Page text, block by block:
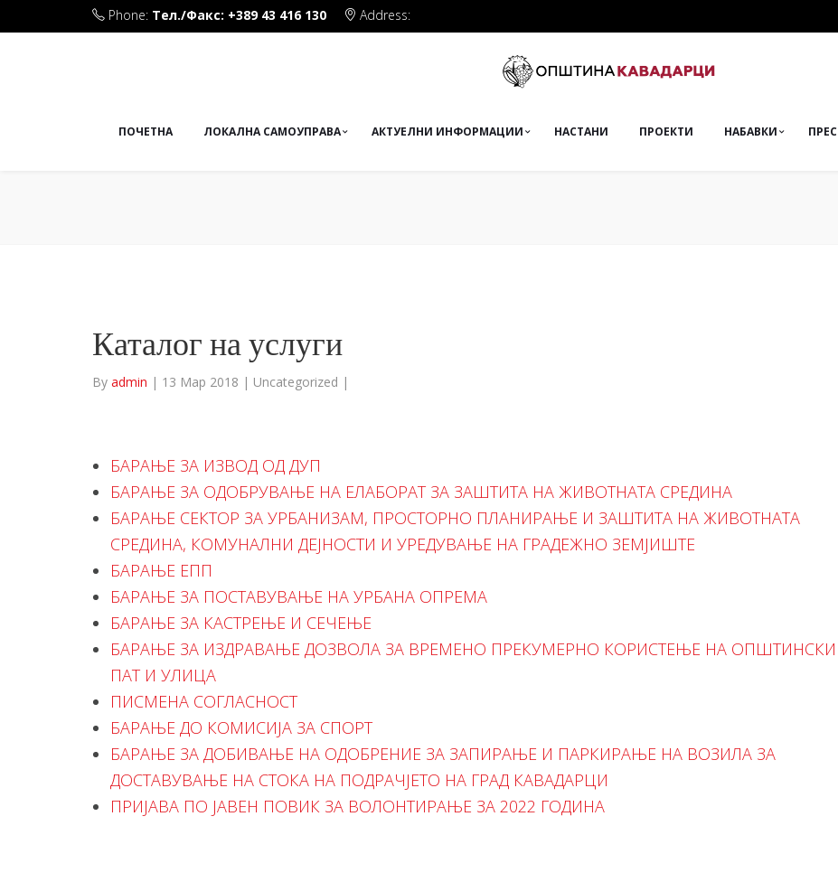
Phone: Тел./Факс: +389 43 416 130 Address:
ПОЧЕТНА ЛОКАЛНА САМОУПРАВА АКТУЕЛНИ ИНФОРМАЦИИ НАСТАНИ ПРОЕКТИ НАБАВКИ ПРЕС
Каталог на услуги
By admin | 13 Мар 2018 | Uncategorized |
БАРАЊЕ ЗА ИЗВОД ОД ДУП
БАРАЊЕ ЗА ОДОБРУВАЊЕ НА ЕЛАБОРАТ ЗА ЗАШТИТА НА ЖИВОТНАТА СРЕДИНА
БАРАЊЕ СЕКТОР ЗА УРБАНИЗАМ, ПРОСТОРНО ПЛАНИРАЊЕ И ЗАШТИТА НА ЖИВОТНАТА
СРЕДИНА, КОМУНАЛНИ ДЕЈНОСТИ И УРЕДУВАЊЕ НА ГРАДЕЖНО ЗЕМЈИШТЕ
БАРАЊЕ ЕПП
БАРАЊЕ ЗА ПОСТАВУВАЊЕ НА УРБАНА ОПРЕМА
БАРАЊЕ ЗА КАСТРЕЊЕ И СЕЧЕЊЕ
БАРАЊЕ ЗА ИЗДРАВАЊЕ ДОЗВОЛА ЗА ВРЕМЕНО ПРЕКУМЕРНО КОРИСТЕЊЕ НА ОПШТИНСКИ
ПАТ И УЛИЦА
ПИСМЕНА СОГЛАСНОСТ
БАРАЊЕ ДО КОМИСИЈА ЗА СПОРТ
БАРАЊЕ ЗА ДОБИВАЊЕ НА ОДОБРЕНИЕ ЗА ЗАПИРАЊЕ И ПАРКИРАЊЕ НА ВОЗИЛА ЗА
ДОСТАВУВАЊЕ НА СТОКА НА ПОДРАЧЈЕТО НА ГРАД КАВАДАРЦИ
ПРИЈАВА ПО ЈАВЕН ПОВИК ЗА ВОЛОНТИРАЊЕ ЗА 2022 ГОДИНА